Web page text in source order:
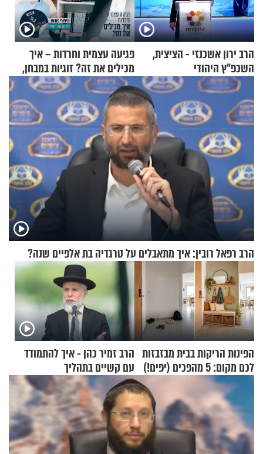
הרב ירון אשכנזי - הציצית,
השכפ"ץ היהודי
פגיעה עצמית וחרדות – איך
מכילים את זה? זוגיות במבחן,
הפעם עם יהודית ואלתר כהן
הרב רפאל רובין: איך מתאבלים על טרגדיה בת אלפיים שנה?
הפינות הריקות בבית מבזבזות
לכם מקום: 5 מהפכים (יפים!)
שאפשר לעשות כבר היום
הרב זמיר כהן - איך להתמודד
עם קשיים בתהליך
ההתחזקות?